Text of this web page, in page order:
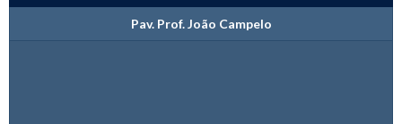
Pav. Prof. João Campelo